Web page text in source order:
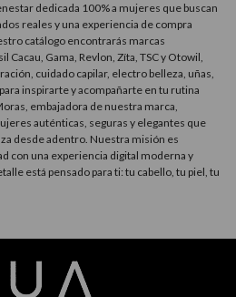
dedicada 100% a mujeres que buscan
reales y una experiencia de compra
catálogo encontrarás marcas
Cacau, Gama, Revlon, Zíta, TSC y Otowil,
cuidado capilar, electro belleza, uñas,
inspirarte y acompañarte en tu rutina
embajadora de nuestra marca,
auténticas, seguras y elegantes que
desde adentro. Nuestra misión es
con una experiencia digital moderna y
está pensado para ti: tu cabello, tu piel, tu